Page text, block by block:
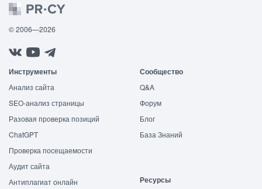
© 2006—2026
Инструменты
Анализ сайта
SEO-анализ страницы
Разовая проверка позиций
ChatGPT
Проверка посещаемости
Аудит сайта
Антиплагиат онлайн
Сообщество
Q&A
Форум
Блог
База Знаний
Ресурсы